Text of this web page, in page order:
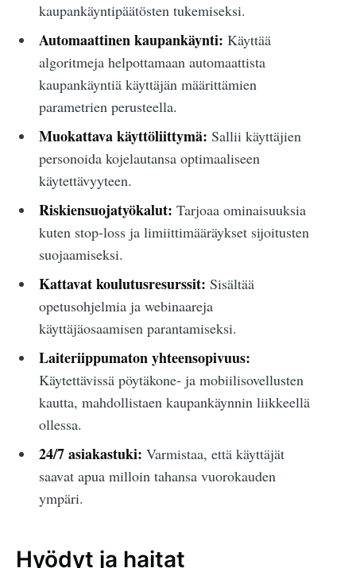
kaupankäyntipäätösten tukemiseksi.
Automaattinen kaupankäynti: Käyttää
algoritmeja helpottamaan automaattista
kaupankäyntiä käyttäjän määrittämien
parametrien perusteella.
Muokattava käyttöliittymä: Sallii käyttäjien
personoida kojelautansa optimaaliseen
käytettävyyteen.
Riskiensuojatyökalut: Tarjoaa ominaisuuksia
kuten stop-loss ja limiittimääräykset sijoitusten
suojaamiseksi.
Kattavat koulutusresurssit: Sisältää
opetusohjelmia ja webinaareja
käyttäjäosaamisen parantamiseksi.
Laiteriippumaton yhteensopivuus:
Käytettävissä pöytäkone- ja mobiilisovellusten
kautta, mahdollistaen kaupankäynnin liikkeellä
ollessa.
24/7 asiakastuki: Varmistaa, että käyttäjät
saavat apua milloin tahansa vuorokauden
ympäri.
Hyödyt ja haitat